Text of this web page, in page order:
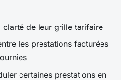
clarté de leur grille tarifaire
les prestations facturées
certaines prestations en